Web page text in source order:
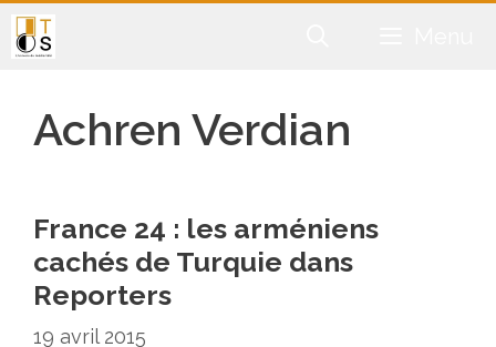
Aller
au
Achren Verdian
France 24 : les arméniens
cachés de Turquie dans
Reporters
19 avril 2015